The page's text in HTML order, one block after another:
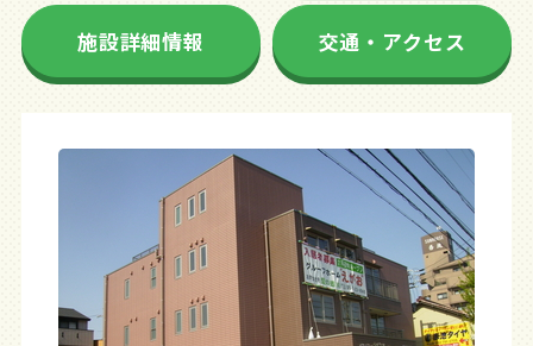
施設詳細情報 交通・アクセス